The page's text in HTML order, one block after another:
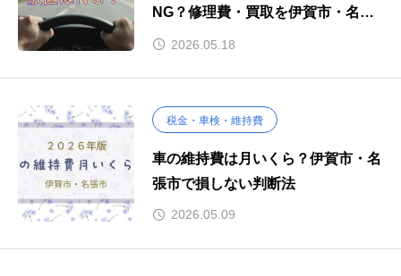
NG？修理費・買取を伊賀市・名張
市で解説
2026.05.18
税金・車検・維持費
車の維持費は月いくら？伊賀市・名
張市で損しない判断法
2026.05.09